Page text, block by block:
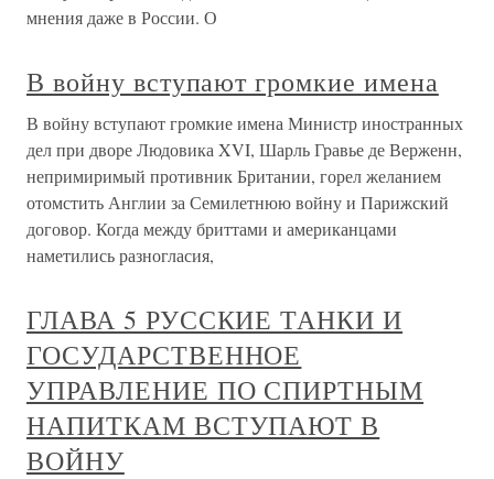
мнения даже в России. О
В войну вступают громкие имена
В войну вступают громкие имена Министр иностранных
дел при дворе Людовика XVI, Шарль Гравье де Верженн,
непримиримый противник Британии, горел желанием
отомстить Англии за Семилетнюю войну и Парижский
договор. Когда между бриттами и американцами
наметились разногласия,
ГЛАВА 5 РУССКИЕ ТАНКИ И
ГОСУДАРСТВЕННОЕ
УПРАВЛЕНИЕ ПО СПИРТНЫМ
НАПИТКАМ ВСТУПАЮТ В
ВОЙНУ